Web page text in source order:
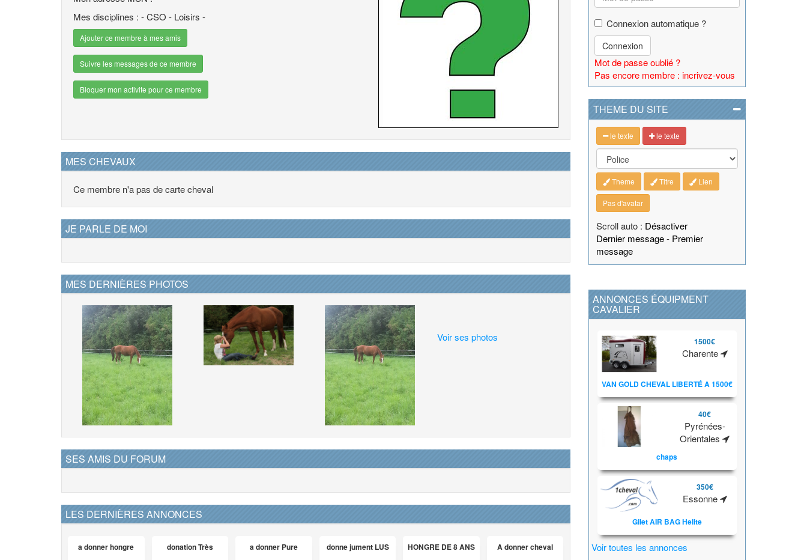
Mes disciplines : - CSO - Loisirs -
Ajouter ce membre à mes amis
Suivre les messages de ce membre
Bloquer mon activite pour ce membre
MES CHEVAUX
Ce membre n'a pas de carte cheval
JE PARLE DE MOI
MES DERNIÈRES PHOTOS
Voir ses photos
SES AMIS DU FORUM
LES DERNIÈRES ANNONCES
a donner hongre donation Très a donner Pure donne jument LUS HONGRE DE 8 ANS A donner cheval
Connexion automatique ?
Connexion
Mot de passe oublié ?
Pas encore membre : incrivez-vous
THEME DU SITE
le texte le texte
Theme Titre Lien
Pas d'avatar
Scroll auto : Désactiver
Dernier message- Premier
message
ANNONCES ÉQUIPMENT
CAVALIER
1500€
Charente
VAN GOLD CHEVAL LIBERTÉ A 1500€
40€
Pyrénées-
Orientales
chaps
350€
Essonne
Gilet AIR BAG Helite
Voir toutes les annonces